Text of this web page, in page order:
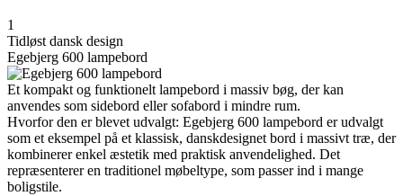
1
Tidløst dansk design
Egebjerg 600 lampebord
Et kompakt og funktionelt lampebord i massiv bøg, der kan
anvendes som sidebord eller sofabord i mindre rum.
Hvorfor den er blevet udvalgt: Egebjerg 600 lampebord er udvalgt
som et eksempel på et klassisk, danskdesignet bord i massivt træ, der
kombinerer enkel æstetik med praktisk anvendelighed. Det
repræsenterer en traditionel møbeltype, som passer ind i mange
boligstile.